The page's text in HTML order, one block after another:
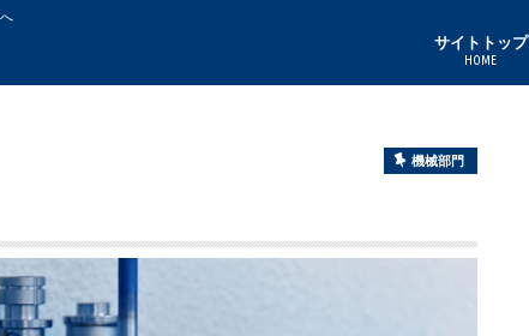
サイトトップ
HOME
機械部門